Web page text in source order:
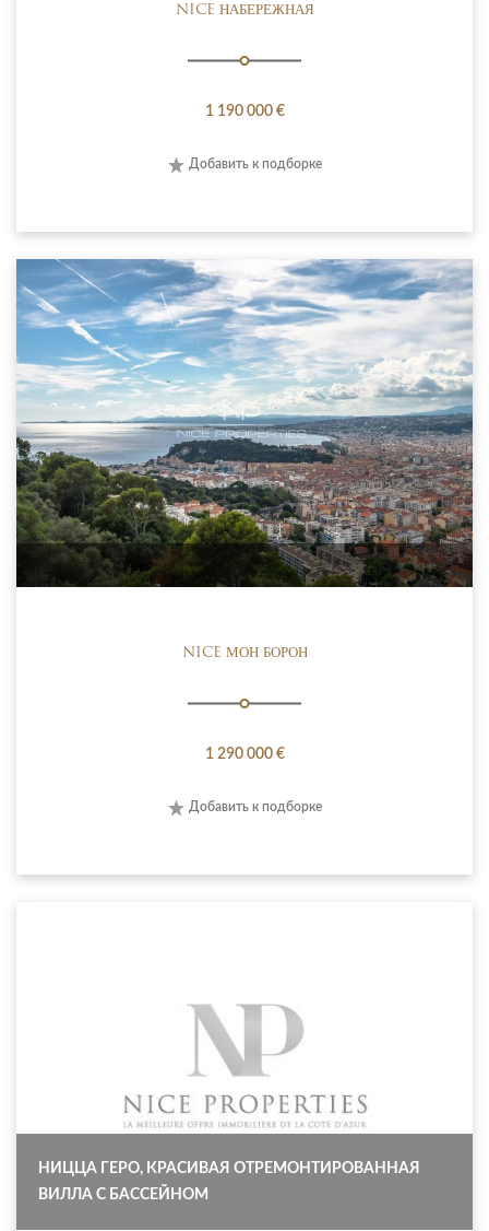
NICE НАБЕРЕЖНАЯ
1 190 000 €
Добавить к подборке
NICE МОН БОРОН
1 290 000 €
Добавить к подборке
НИЦЦА ГЕРО, КРАСИВАЯ ОТРЕМОНТИРОВАННАЯ
ВИЛЛА С БАССЕЙНОМ